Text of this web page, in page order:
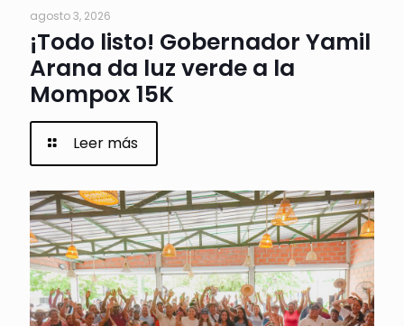
agosto 3, 2026
¡Todo listo! Gobernador Yamil
Arana da luz verde a la
Mompox 15K
Leer más